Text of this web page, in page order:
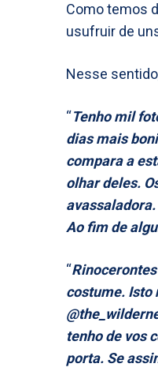
Como temos
usufruir de
Nesse
“Tenho mil
dias mais
compara a
olhar deles.
Ao fim de
“
costume. Isto
tenho de vos
porta. Se